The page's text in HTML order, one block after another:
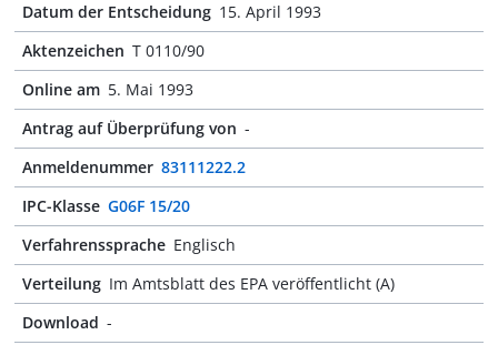
Datum der Entscheidung 15. April 1993
Aktenzeichen T 0110/90
Online am 5. Mai 1993
Antrag auf Überprüfung von -
Anmeldenummer 83111222.2
IPC-Klasse G06F 15/20
Verfahrenssprache Englisch
Verteilung Im Amtsblatt des EPA veröffentlicht (A)
Download -